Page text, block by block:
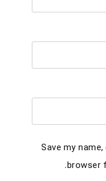
Save my
browser